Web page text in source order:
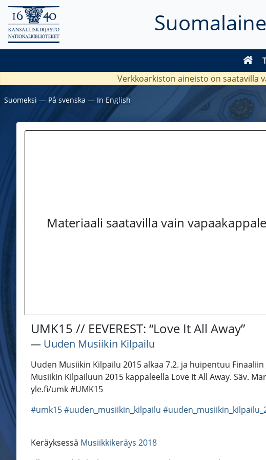
Verkkoarkiston aineisto on saatavilla
Suomeksi ― På svenska ― In English
Materiaali saatavilla vain
UMK15 // EEVEREST: “Love It All Away”
― Uuden Musiikin Kilpailu
Uuden Musiikin Kilpailu 2015 alkaa 7.2. ja huipentuu
Musiikin Kilpailuun 2015 kappaleella Love It All Away. Säv.
yle.fi/umk #UMK15
#umk15#uuden_musiikin_kilpailu
Keräyksessä Musiikkikeräys 2018